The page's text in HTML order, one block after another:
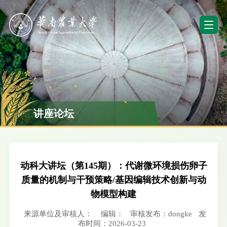
讲座论坛
动科大讲坛（第145期）：代谢微环境损伤卵子
质量的机制与干预策略/基因编辑技术创新与动
物模型构建
来源单位及审核人： 编辑： 审核发布：dongke
发
布时间：2026-03-23